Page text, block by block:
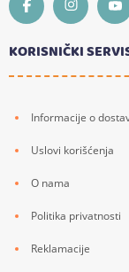
KORISNIČKI
Informacije o
Uslovi korišćenja
O nama
Politika privatnosti
Reklamacije